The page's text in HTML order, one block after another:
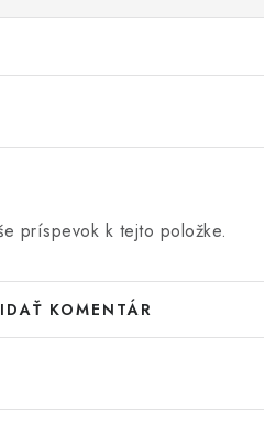
príspevok k tejto položke.
KOMENTÁR